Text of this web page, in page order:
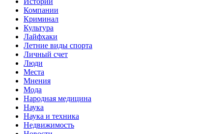
Компании
Криминал
Культура
Лайфхаки
Летние виды спорта
Личный счет
Люди
Места
Мнения
Мода
Народная медицина
Наука
Наука и техника
Недвижимость